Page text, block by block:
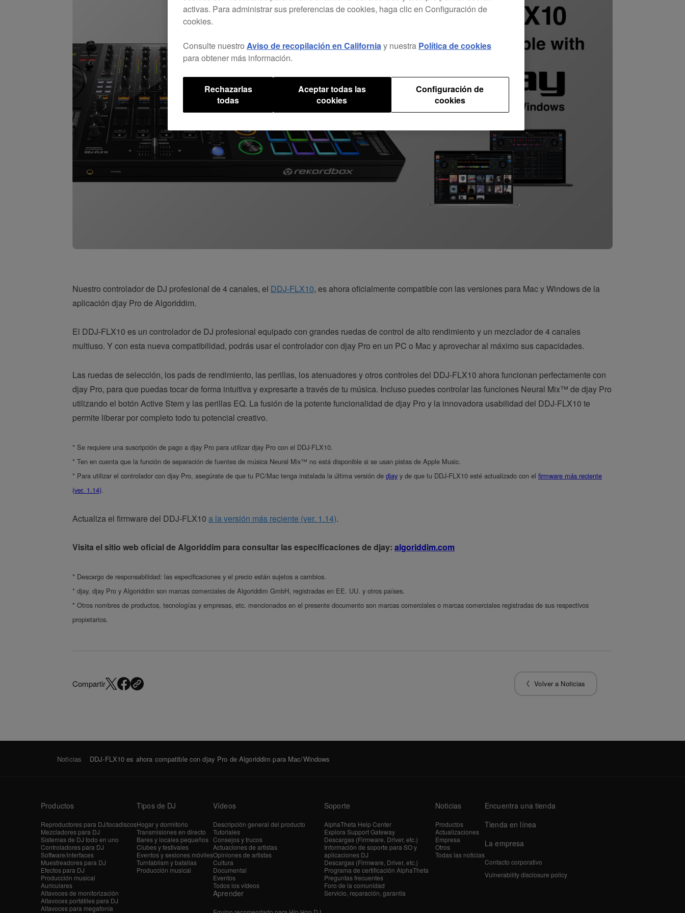
Nuestro controlador de DJ profesional de 4 canales, el DDJ-FLX10, es ahora oficialmente compatible con las versiones para Mac y Windows de la
aplicación djay Pro de Algoriddim.
El DDJ-FLX10 es un controlador de DJ profesional equipado con grandes ruedas de control de alto rendimiento y un mezclador de 4 canales
multiuso. Y con esta nueva compatibilidad, podrás usar el controlador con djay Pro en un PC o Mac y aprovechar al máximo sus capacidades.
Las ruedas de selección, los pads de rendimiento, las perillas, los atenuadores y otros controles del DDJ-FLX10 ahora funcionan perfectamente con
djay Pro, para que puedas tocar de forma intuitiva y expresarte a través de tu música. Incluso puedes controlar las funciones Neural Mix™ de djay Pro
utilizando el botón Active Stem y las perillas EQ. La fusión de la potente funcionalidad de djay Pro y la innovadora usabilidad del DDJ-FLX10 te
permite liberar por completo todo tu potencial creativo.
* Se requiere una suscripción de pago a djay Pro para utilizar djay Pro con el DDJ-FLX10.
* Ten en cuenta que la función de separación de fuentes de música Neural Mix™ no está disponible si se usan pistas de Apple Music.
* Para utilizar el controlador con djay Pro, asegúrate de que tu PC/Mac tenga instalada la última versión de djay y de que tu DDJ-FLX10 esté actualizado con el firmware más reciente
(ver. 1.14).
Actualiza el firmware del DDJ-FLX10 a la versión más reciente (ver. 1.14).
Visita el sitio web oficial de Algoriddim para consultar las especificaciones de djay: algoriddim.com
* Descargo de responsabilidad: las especificaciones y el precio están sujetos a cambios.
* djay, djay Pro y Algoriddim son marcas comerciales de Algoriddim GmbH, registradas en EE. UU. y otros países.
* Otros nombres de productos, tecnologías y empresas, etc. mencionados en el presente documento son marcas comerciales o marcas comerciales registradas de sus respectivos
propietarios.
Compartir Volver a Noticias
Noticias DDJ-FLX10 es ahora compatible con djay Pro de Algoriddim para Mac/Windows
Productos
Reproductores para DJ/tocadiscos
Mezcladores para DJ
Sistemas de DJ todo en uno
Controladores para DJ
Software/interfaces
Muestreadores para DJ
Efectos para DJ
Producción musical
Auriculares
Altavoces de monitorización
Altavoces portátiles para DJ
Altavoces para megafonía
Tipos de DJ
Hogar y dormitorio
Transmisiones en directo
Bares y locales pequeños
Clubes y festivales
Eventos y sesiones móviles
Turntablism y batallas
Producción musical
Vídeos
Descripción general del producto
Tutoriales
Consejos y trucos
Actuaciones de artistas
Opiniones de artistas
Cultura
Documental
Eventos
Todos los vídeos
Aprender
Soporte
AlphaTheta Help Center
Explora Support Gateway
Descargas (Firmware, Driver, etc.)
Información de soporte para SO y
aplicaciones DJ
Descargas (Firmware, Driver, etc.)
Programa de certificación AlphaTheta
Preguntas frecuentes
Foro de la comunidad
Servicio, reparación, garantía
Noticias
Productos
Actualizaciones
Empresa
Otros
Todas las noticias
Encuentra una tienda
Tienda en línea
La empresa
Contacto corporativo
Vulnerability disclosure policy
activas. Para administrar sus preferencias de cookies, haga clic en Configuración de
cookies.
Consulte nuestro Aviso de recopilación en Californiay nuestra Política de cookies
para obtener más información.
Configuración de
cookies
Rechazarlas
todas
Aceptar todas las
cookies